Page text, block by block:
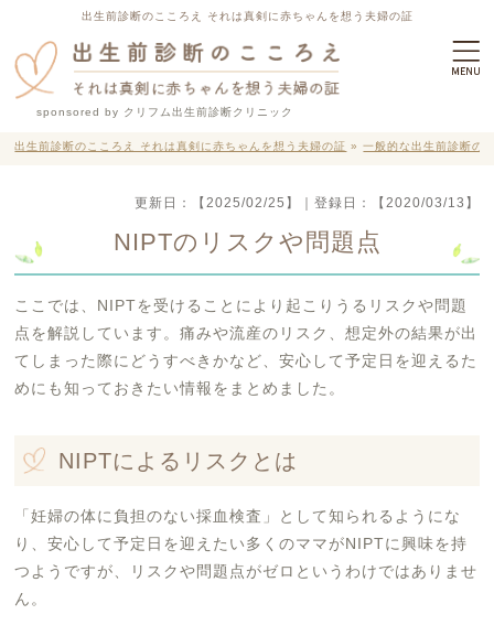
出生前診断のこころえ それは真剣に赤ちゃんを想う夫婦の証
sponsored by クリフム出生前診断クリニック
出生前診断のこころえ それは真剣に赤ちゃんを想う夫婦の証 »一般的な出生前診断の
更新日： 【2025/02/25】 ｜登録日： 【2020/03/13】
NIPTのリスクや問題点
ここでは、NIPTを受けることにより起こりうるリスクや問題
点を解説しています。痛みや流産のリスク、想定外の結果が出
てしまった際にどうすべきかなど、安心して予定日を迎えるた
めにも知っておきたい情報をまとめました。
NIPTによるリスクとは
「妊婦の体に負担のない採血検査」として知られるようにな
り、安心して予定日を迎えたい多くのママがNIPTに興味を持
つようですが、リスクや問題点がゼロというわけではありませ
ん。